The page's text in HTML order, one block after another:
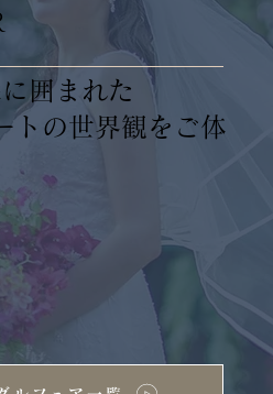
囲まれた
トの世界観をご体